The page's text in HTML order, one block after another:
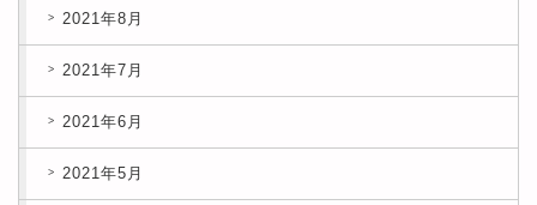
2021年8月
2021年7月
2021年6月
2021年5月